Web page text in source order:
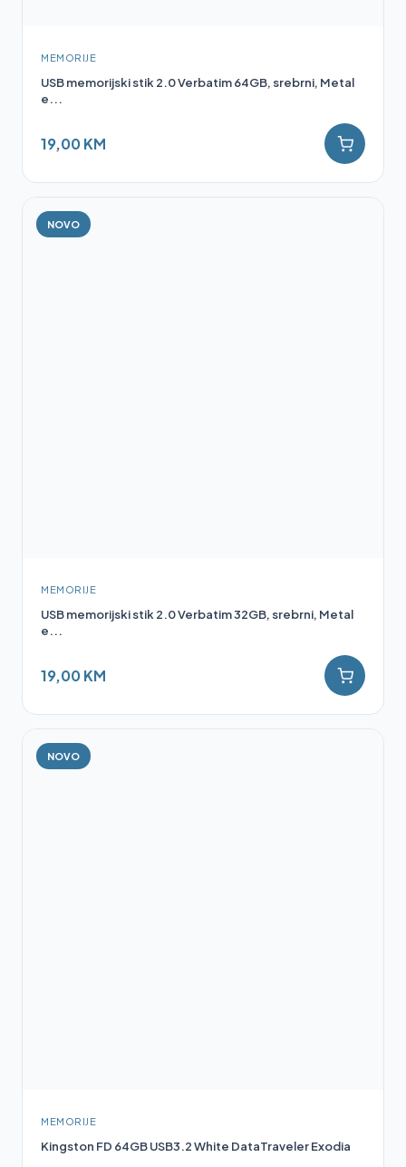
MEMORIJE
USB memorijski stik 2.0 Verbatim 64GB, srebrni, Metal
e...
19,00 KM
NOVO
MEMORIJE
USB memorijski stik 2.0 Verbatim 32GB, srebrni, Metal
e...
19,00 KM
NOVO
MEMORIJE
Kingston FD 64GB USB3.2 White DataTraveler Exodia